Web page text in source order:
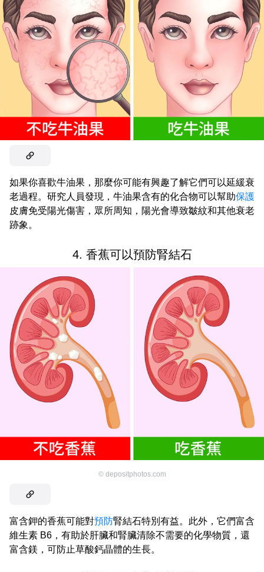
如果你喜歡牛油果，那麼你可能有興趣了解它們可以延緩衰
老過程。研究人員發現，牛油果含有的化合物可以幫助保護
皮膚免受陽光傷害，眾所周知，陽光會導致皺紋和其他衰老
跡象。
4. 香蕉可以預防腎結石
© depositphotos.com
富含鉀的香蕉可能對預防腎結石特別有益。此外，它們富含
維生素 B6，有助於肝臟和腎臟清除不需要的化學物質，還
富含鎂，可防止草酸鈣晶體的生長。